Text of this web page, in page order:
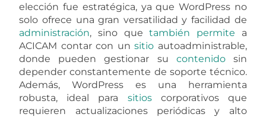
elección fue estratégica, ya que WordPress no
solo ofrece una gran versatilidad y facilidad de
administración, sino quetambién permite a
ACICAM contar con unsitio autoadministrable,
donde pueden gestionar su contenidosin
depender constantemente de soporte técnico.
Además, WordPress es una herramienta
robusta, ideal para sitioscorporativos que
requieren actualizaciones periódicas y alto